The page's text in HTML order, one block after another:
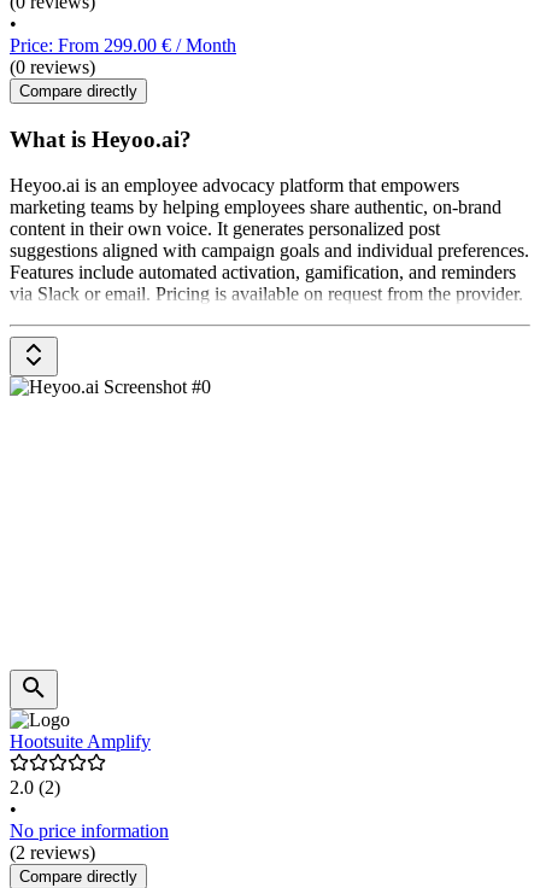
•
Price: From 299.00 € / Month
(0 reviews)
Compare directly
What is Heyoo.ai?
Heyoo.ai is an employee advocacy platform that empowers
marketing teams by helping employees share authentic, on-brand
content in their own voice. It generates personalized post
suggestions aligned with campaign goals and individual preferences.
Features include automated activation, gamification, and reminders
via Slack or email. Pricing is available on request from the provider.
Hootsuite Amplify
2.0 (2)
•
No price information
(2 reviews)
Compare directly